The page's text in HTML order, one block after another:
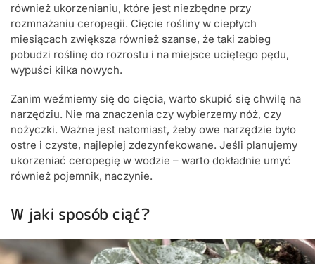
również ukorzenianiu, które jest niezbędne przy
rozmnażaniu ceropegii. Cięcie rośliny w ciepłych
miesiącach zwiększa również szanse, że taki zabieg
pobudzi roślinę do rozrostu i na miejsce uciętego pędu,
wypuści kilka nowych.
Zanim weźmiemy się do cięcia, warto skupić się chwilę na
narzędziu. Nie ma znaczenia czy wybierzemy nóż, czy
nożyczki. Ważne jest natomiast, żeby owe narzędzie było
ostre i czyste, najlepiej zdezynfekowane. Jeśli planujemy
ukorzeniać ceropegię w wodzie – warto dokładnie umyć
również pojemnik, naczynie.
W jaki sposób ciąć?